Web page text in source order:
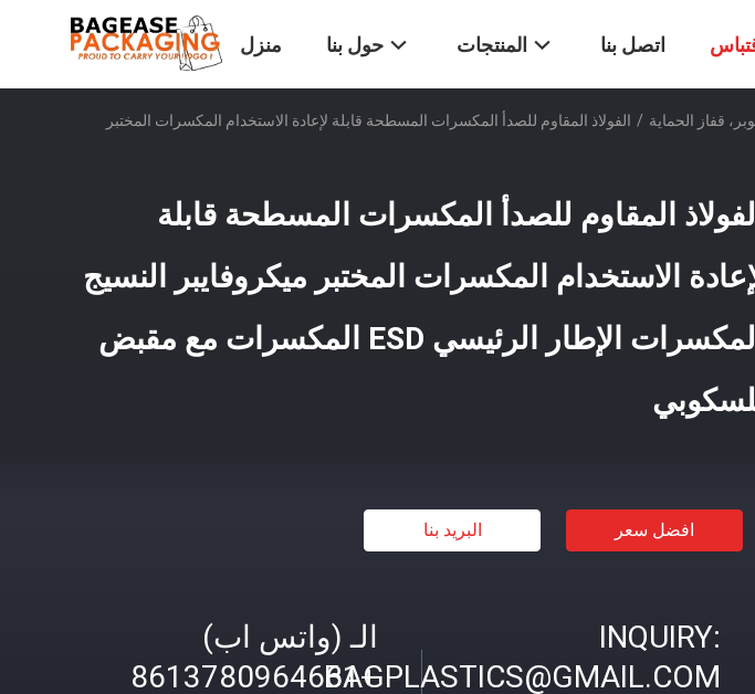
منزل حول بنا المنتجات اتصل بنا
قفاز الحماية / الفولاذ المقاوم للصدأ المكسرات المسطحة قابلة لإعادة الاستخدام المكسرات المختبر
الفولاذ المقاوم للصدأ المكسرات المسطحة قابلة
الاستخدام المكسرات المختبر ميكروفايبر النسيج
المكسرات الإطار الرئيسي ESD المكسرات مع مقبض
افضل سعر البريد بنا
الـ (واتس اب)
+8613780964661
INQUIRY:
BAGPLASTICS@GMAIL.COM